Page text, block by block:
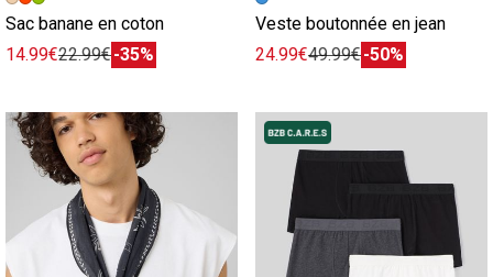
Sac banane en coton
14.99€22.99€-35%
Veste boutonnée en jean
24.99€49.99€-50%